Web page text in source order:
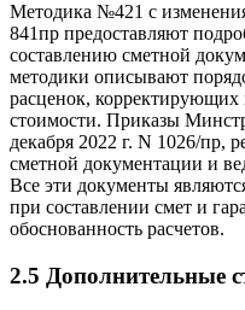
Методика №421 с
841пр предоставляют
составлению сметной
методики описывают
расценок, корректирующих
стоимости. Приказы
декабря 2022 г. N 1026/пр,
сметной документации и
Все эти документы
при составлении смет и
обоснованность расчетов.
2.5 Дополнительные